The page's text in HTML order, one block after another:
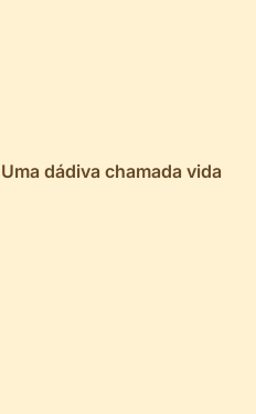
Uma dádiva chamada vida